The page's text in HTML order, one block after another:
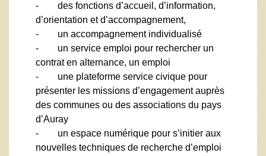
- des fonctions d’accueil, d’information,
d’orientation et d’accompagnement,
- un accompagnement individualisé
- un service emploi pour rechercher un
contrat en alternance, un emploi
- une plateforme service civique pour
présenter les missions d’engagement auprès
des communes ou des associations du pays
d’Auray
- un espace numérique pour s’initier aux
nouvelles techniques de recherche d’emploi